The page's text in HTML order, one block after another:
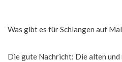
Was gibt es für Schlangen auf
Die gute Nachricht: Die alten und